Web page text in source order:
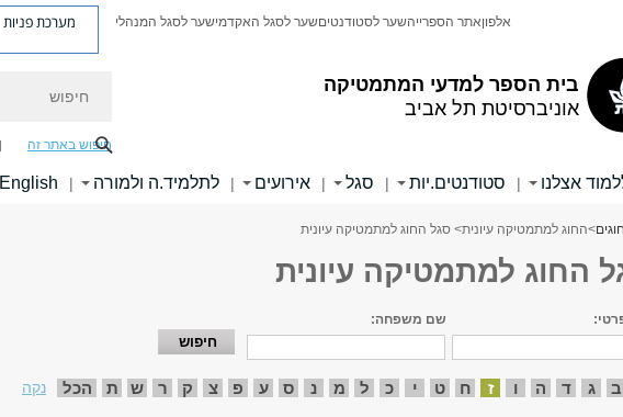
בית הספר למדעי המתמטיקה
אוניברסיטת תל אביב
אלפוןאתר הספרייהשער לסטודנטיםשער לסגל האקדמישער לסגל המנהלי מערכת פניות
חיפוש באתר זה
אצלנו | סטודנטים.יות | סגל | אירועים | לתלמיד.ה ולמורה |
English
חוגים>החוג למתמטיקה עיונית> סגל החוג למתמטיקה עיונית
החוג למתמטיקה עיונית
שם משפחה:
ב ג ד ה ו ז ח ט י כ ל מ נ ס ע פ צ ק ר ש ת הכל נקה